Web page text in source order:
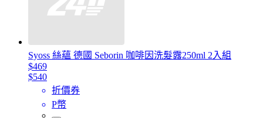
Syoss 絲蘊 德國 Seborin 咖啡因洗髮露250ml 2入組
$469
$540
折價券
P幣